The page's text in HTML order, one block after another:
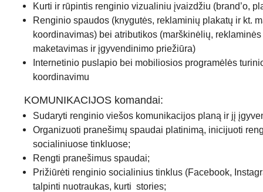
Kurti ir rūpintis renginio vizualiniu įvaizdžiu (brand’o,
Renginio spaudos (knygutės, reklaminių plakatų ir kt.
koordinavimas) bei atributikos (marškinėlių,
maketavimas ir įgyvendinimo priežiūra)
Internetinio puslapio bei mobiliosios programėlės
koordinavimu
KOMUNIKACIJOS komandai:
Sudaryti renginio viešos komunikacijos planą ir jį
Organizuoti pranešimų spaudai platinimą, inicijuoti
socialiniuose tinkluose;
Rengti pranešimus spaudai;
Prižiūrėti renginio socialinius tinklus (Facebook,
talpinti nuotraukas, kurti stories;